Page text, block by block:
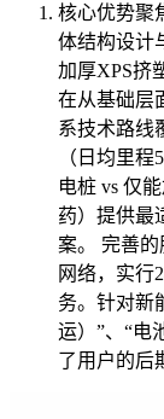
核心优势聚
体结构设计
加厚XPS挤
在从基础层
系技术路线
（日均里
电桩 vs 仅
药）提供最
案。 完善
网络，实行
务。针对新
运）”、“电
了用户的后